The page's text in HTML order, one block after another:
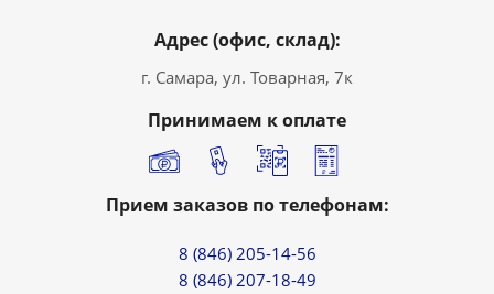
Адрес (офис, склад):
г. Самара, ул. Товарная, 7к
Принимаем к оплате
Прием заказов по телефонам:
8 (846) 205-14-56
8 (846) 207-18-49